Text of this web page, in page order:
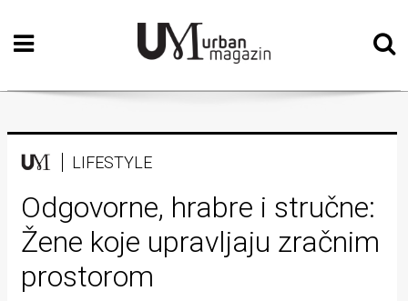
Početna
Vizualne
Teatar
Književnost
Muzika
Film
LIFESTYLE
Odgovorne, hrabre i stručne:
Žene koje upravljaju zračnim
prostorom